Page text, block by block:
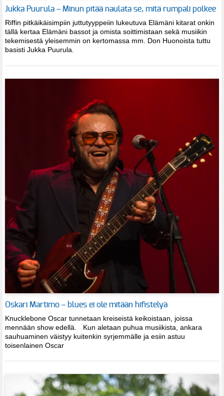
Jukka Puurula – Minun pitää naulata se, mitä rumpali polkee
Riffin pitkäikäisimpiin juttutyyppeiin lukeutuva Elämäni kitarat onkin
tällä kertaa Elämäni bassot ja omista soittimistaan sekä musiikin
tekemisestä yleisemmin on kertomassa mm. Don Huonoista tuttu
basisti Jukka Puurula.
Oskari Martimo – blues ei ole mitään hifistelyä
Knucklebone Oscar tunnetaan kreiseistä keikoistaan, joissa
mennään show edellä. Kun aletaan puhua musiikista, ankara
sauhuaminen väistyy kuitenkin syrjemmälle ja esiin astuu
toisenlainen Oscar